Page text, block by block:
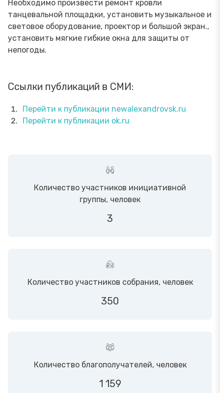
Необходимо произвести ремонт кровли
танцевальной площадки, установить музыкальное и
световое оборудование, проектор и большой экран.,
установить мягкие гибкие окна для защиты от
непогоды.
Ссылки публикаций в СМИ:
Перейти к публикации newalexandrovsk.ru
Перейти к публикации ok.ru
Количество участников инициативной
группы, человек
3
Количество участников собрания, человек
350
Количество благополучателей, человек
1 159